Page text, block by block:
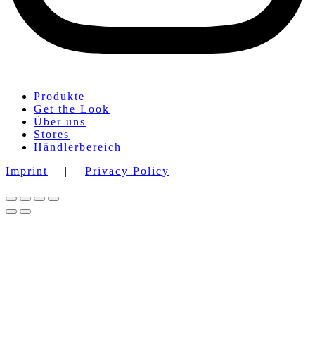
Produkte
Get the Look
Über uns
Stores
Händlerbereich
Imprint
| Privacy Policy